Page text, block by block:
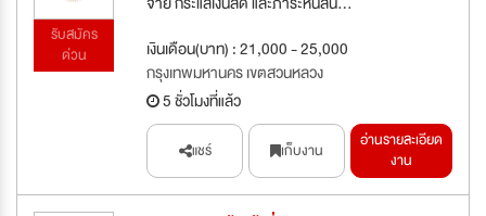
รับสมัคร
ด่วน
เงินเดือน(บาท) : 21,000 - 25,000
กรุงเทพมหานคร เขตสวนหลวง
5 ชั่วโมงที่แล้ว
แชร์ เก็บงาน
อ่านรายละเอียด
งาน